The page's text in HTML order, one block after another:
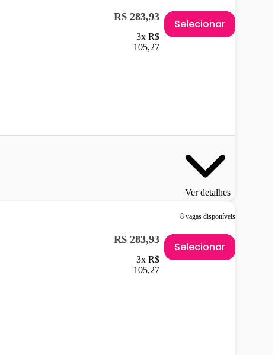
R$ 283,93
3x R$
105,27
Selecionar
Ver detalhes
8 vagas disponíveis
R$ 283,93
3x R$
105,27
Selecionar